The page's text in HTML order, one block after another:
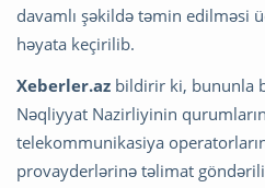
davamlı şəkildə təmin edilməsi
həyata keçirilib.
Xeberler.az bildirir ki, bununla
Nəqliyyat Nazirliyinin
telekommunikasiya
provayderlərinə təlimat